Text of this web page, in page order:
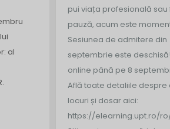
al
pui viața profesională sau
pauză, acum este
Sesiunea de admitere din
septembrie este deschisă!
online până pe 8
Află toate detaliile despre
locuri și dosar aici:
https://elearning.upt.ro/